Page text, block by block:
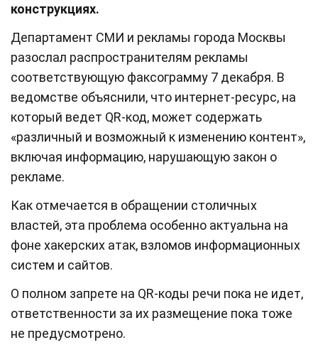
конструкциях.
Департамент СМИ и рекламы города Москвы
разослал распространителям рекламы
соответствующую факсограмму 7 декабря. В
ведомстве объяснили, что интернет-ресурс, на
который ведет QR-код, может содержать
«различный и возможный к изменению контент»,
включая информацию, нарушающую закон о
рекламе.
Как отмечается в обращении столичных
властей, эта проблема особенно актуальна на
фоне хакерских атак, взломов информационных
систем и сайтов.
О полном запрете на QR-коды речи пока не идет,
ответственности за их размещение пока тоже
не предусмотрено.